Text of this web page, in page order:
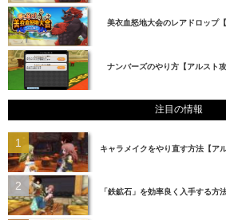
美衣血怒地大会のレアドロップ
ナンバーズのやり方【アルスト攻
注目の情報
キャラメイクをやり直す方法【ア
「鉄鉱石」を効率良く入手する方